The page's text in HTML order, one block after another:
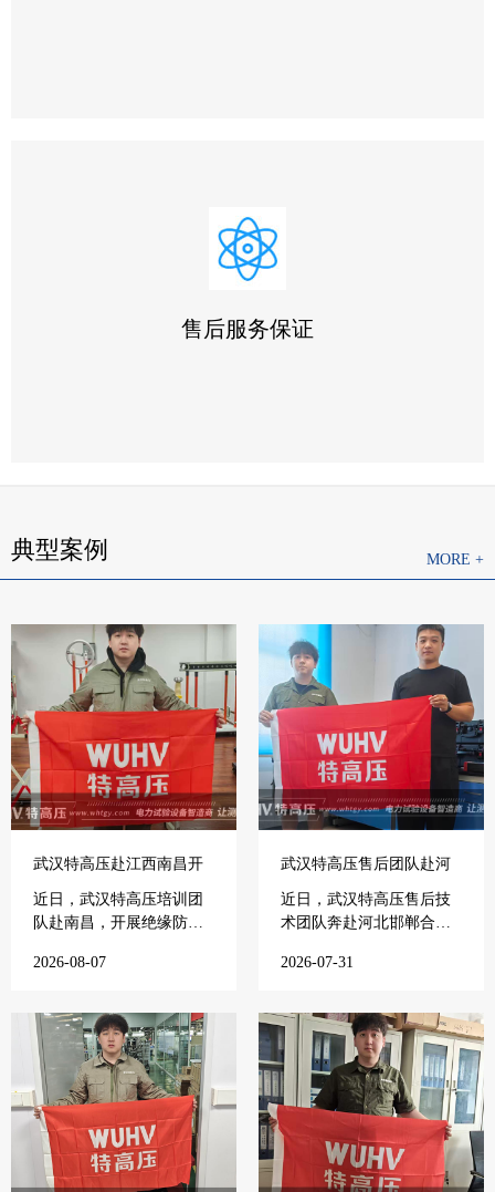
1.采用全国统一的《工业品买卖合同》与您签订合同和技术
2.竭力按时按量为您提供优质产品，并采用最优运输方式，
3.积极与使用人员沟通，尊重用户安排，为用户提供周到的
售后服务保证
1.我们将按照客户的要求提供相关的技术培训和技术资料
3.我们保证在15分钟内进行电话指导，由您自行排除设备的
简单故障
典型案例 MORE +
武汉特高压赴江西南昌开
近日，武汉特高压培训团
队赴南昌，开展绝缘防护
2026-08-07
武汉特高压售后团队赴河
近日，武汉特高压售后技
术团队奔赴河北邯郸合作
2026-07-31